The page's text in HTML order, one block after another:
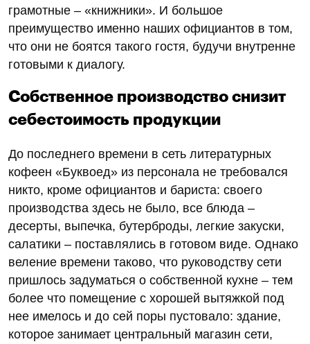
грамотные – «книжники». И большое
преимущество именно наших официантов в том,
что они не боятся такого гостя, будучи внутренне
готовыми к диалогу.
Собственное производство снизит
себестоимость продукции
До последнего времени в сеть литературных
кофеен «Буквоед» из персонала не требовался
никто, кроме официантов и бариста: своего
производства здесь не было, все блюда –
десерты, выпечка, бутерброды, легкие закуски,
салатики – поставлялись в готовом виде. Однако
веление времени таково, что руководству сети
пришлось задуматься о собственной кухне – тем
более что помещение с хорошей вытяжкой под
нее имелось и до сей поры пустовало: здание,
которое занимает центральный магазин сети,